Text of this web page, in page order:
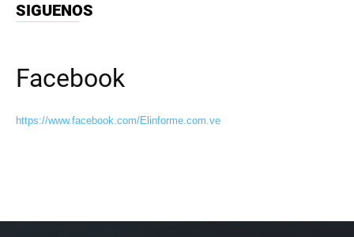
SIGUENOS
Facebook
https://www.facebook.com/Elinforme.com.ve